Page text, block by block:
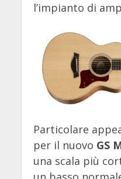
l’impianto di
Particolare
per il nuovo GS
una scala più